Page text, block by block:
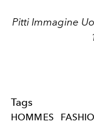
Pitti Immagine
Tags
HOMMES